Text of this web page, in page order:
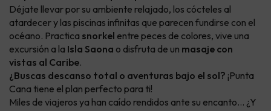
Déjate llevar por su ambiente relajado, los cócteles al
atardecer y las piscinas infinitas que parecen fundirse con el
océano. Practica snorkel entre peces de colores, vive una
excursión a la Isla Saona o disfruta de un masaje con
vistas al Caribe.
¿Buscas descanso total o aventuras bajo el sol? ¡Punta
Cana tiene el plan perfecto para ti!
Miles de viajeros ya han caído rendidos ante su encanto… ¿Y